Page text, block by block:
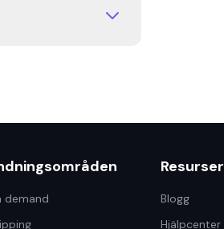
demand
Resurser
Blogg
Hjälpcenter